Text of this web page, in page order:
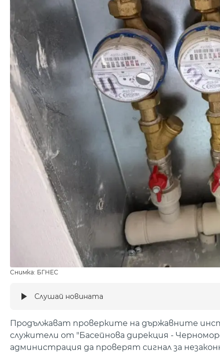
Снимка: БГНЕС
Слушай новината
Продължават проверките на държавните
служители от "Басейнова дирекция -
администрация да проверят сигнал за